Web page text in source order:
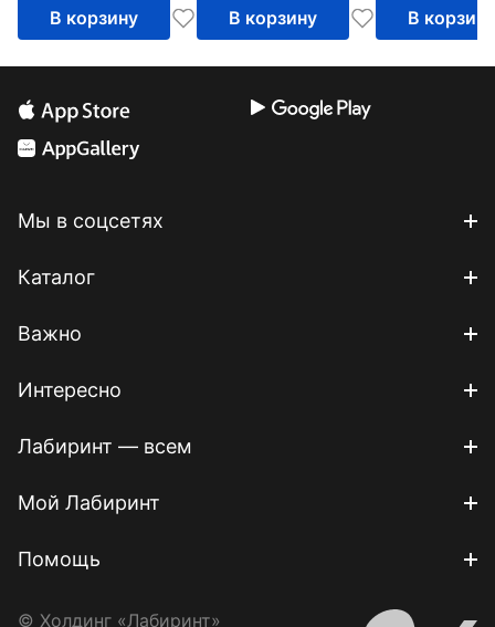
В корзину В корзину В корзину
Мы в соцсетях
Каталог
Важно
Интересно
Лабиринт — всем
Мой Лабиринт
Помощь
© Холдинг «Лабиринт»